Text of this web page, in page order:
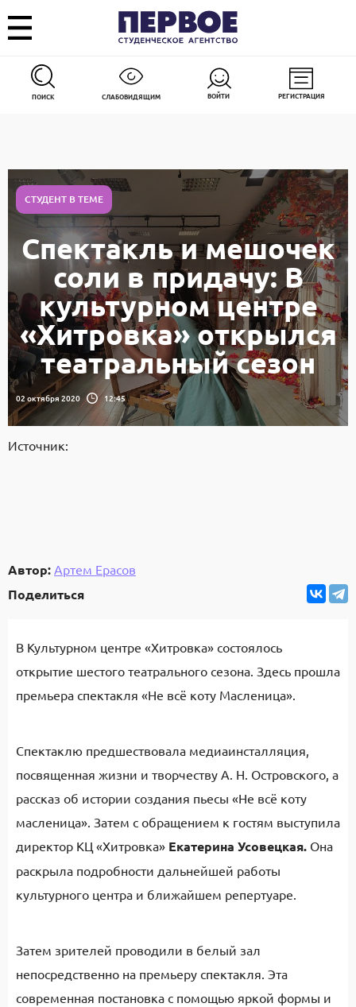
ПОИСК СЛАБОВИДЯЩИМ ВОЙТИ РЕГИСТРАЦИЯ
СТУДЕНТ В ТЕМЕ
Спектакль и мешочек
соли в придачу: В
культурном центре
«Хитровка» открылся
театральный сезон
02 октября 2020 12:45
Источник:
Автор: Артем Ерасов
Поделиться
В Культурном центре «Хитровка» состоялось
открытие шестого театрального сезона. Здесь прошла
премьера спектакля «Не всё коту Масленица».
Спектаклю предшествовала медиаинсталляция,
посвященная жизни и творчеству А. Н. Островского, а
рассказ об истории создания пьесы «Не всё коту
масленица». Затем с обращением к гостям выступила
директор КЦ «Хитровка» Екатерина Усовецкая. Она
раскрыла подробности дальнейшей работы
культурного центра и ближайшем репертуаре.
Затем зрителей проводили в белый зал
непосредственно на премьеру спектакля. Эта
современная постановка с помощью яркой формы и